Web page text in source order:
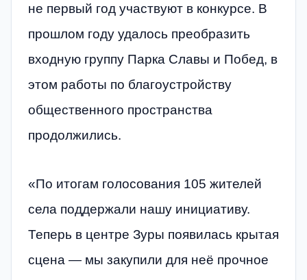
не первый год участвуют в конкурсе. В
прошлом году удалось преобразить
входную группу Парка Славы и Побед, в
этом работы по благоустройству
общественного пространства
продолжились.
«По итогам голосования 105 жителей
села поддержали нашу инициативу.
Теперь в центре Зуры появилась крытая
сцена — мы закупили для неё прочное